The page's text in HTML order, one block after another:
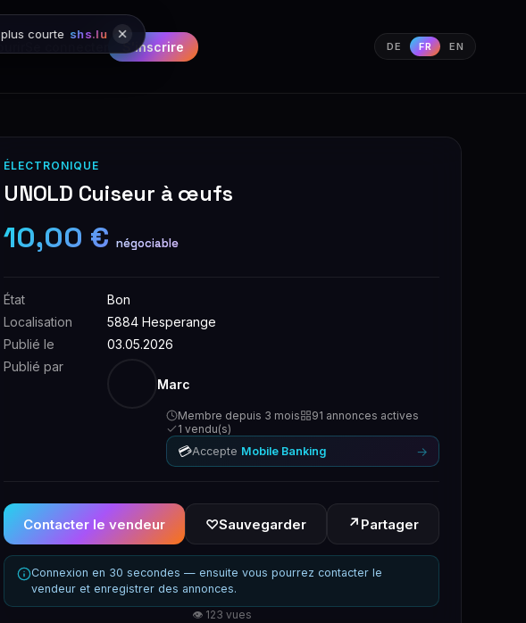
S'inscrire DE FR EN
courte shs.lu
ÉLECTRONIQUE
UNOLD Cuiseur à œufs
10,00 € négociable
État
Bon
Localisation
5884 Hesperange
Publié le
03.05.2026
Publié par
Marc
Membre depuis 3 mois
91 annonces actives
1 vendu(s)
💳Accepte Mobile Banking →
Contacter le vendeur ♡Sauvegarder ↗ Partager
Connexion en 30 secondes — ensuite vous pourrez contacter le
vendeur et enregistrer des annonces.
👁 123 vues